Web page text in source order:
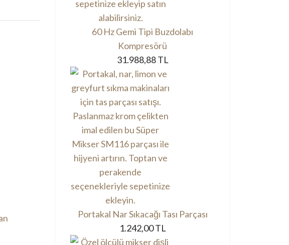
60 Hz Gemi Tipi Buzdolabı
Kompresörü
31.988,88 TL
Portakal Nar Sıkacağı Tası Parçası
1.242,00 TL